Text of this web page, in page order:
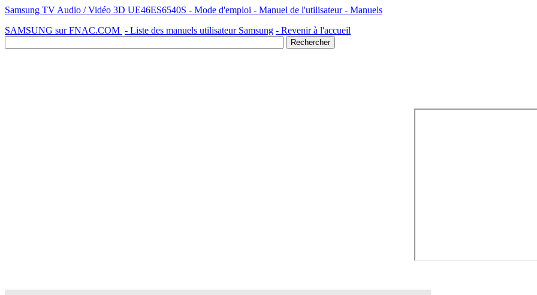
Samsung TV Audio / Vidéo 3D UE46ES6540S - Mode d'emploi - Manuel de l'utilisateur - Manuels
SAMSUNG sur FNAC.COM - Liste des manuels utilisateur Samsung - Revenir à l'accueil